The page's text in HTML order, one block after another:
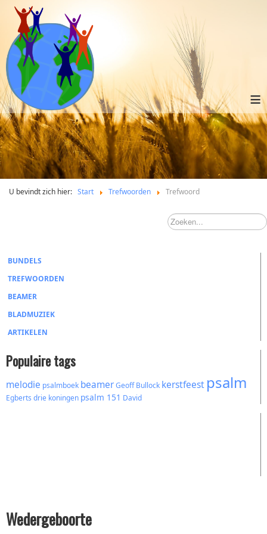
≡
U bevindt zich hier: Start Trefwoorden Trefwoord
BUNDELS
TREFWOORDEN
BEAMER
BLADMUZIEK
ARTIKELEN
Populaire tags
melodie psalmboek beamerGeoff Bullock kerstfeest psalm
Egberts drie koningen psalm 151 David
Wedergeboorte